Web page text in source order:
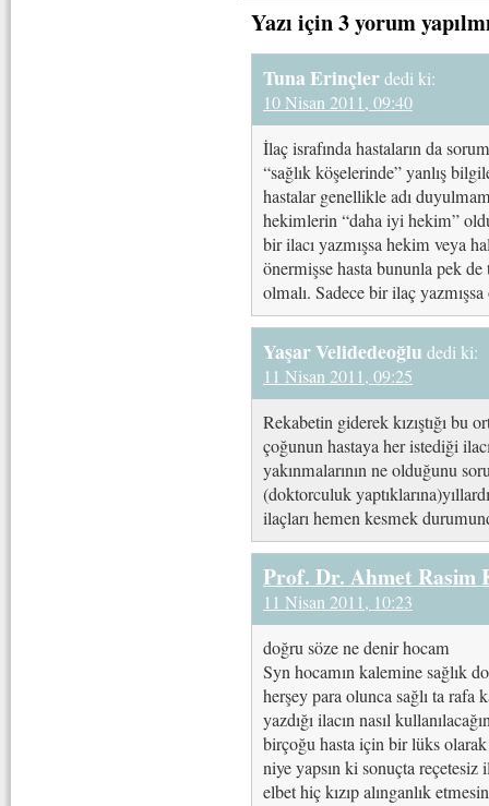
Yazı için 3 yorum
Tuna Erinçlerdedi ki:
10 Nisan 2011, 09:40
İlaç israfında hastaların da
“sağlık köşelerinde” yanlış
hastalar genellikle adı
hekimlerin “daha iyi hekim”
bir ilacı yazmışsa hekim veya
önermişse hasta bununla pek
olmalı. Sadece bir ilaç
Yaşar Velidedeoğlu dedi ki:
11 Nisan 2011, 09:25
Rekabetin giderek kızıştığı bu
çoğunun hastaya her istediği
yakınmalarının ne olduğunu
(doktorculuk
ilaçları hemen kesmek
Prof. Dr. Ahmet Rasim
11 Nisan 2011, 10:23
doğru söze ne denir hocam
Syn hocamın kalemine sağlık
herşey para olunca sağlı ta rafa
yazdığı ilacın nasıl
birçoğu hasta için bir lüks
niye yapsın ki sonuçta reçetesiz
elbet hiç kızıp alınganlık